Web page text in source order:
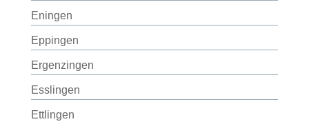
Eningen
Eppingen
Ergenzingen
Esslingen
Ettlingen